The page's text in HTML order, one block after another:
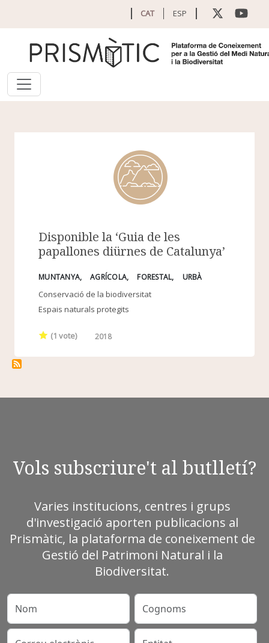
CAT ESP
Disponible la ‘Guia de les
papallones diürnes de Catalunya’
MUNTANYA AGRÍCOLA FORESTAL URBÀ
Conservació de la biodiversitat
Espais naturals protegits
(1 vote) 2018
Vols subscriure't al butlletí?
Varies institucions, centres i grups
d'investigació aporten publicacions al
Prismàtic, la plataforma de coneixement de
Gestió del Patrimoni Natural i la
Biodiversitat.
Nom Cognoms
Correu electrònic Entitat